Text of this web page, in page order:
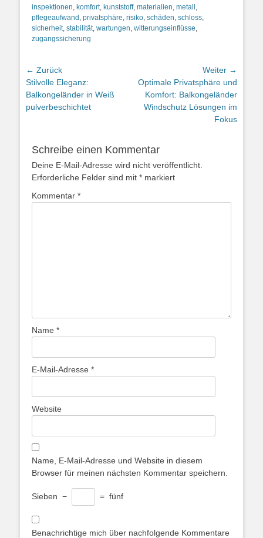
inspektionen, komfort, kunststoff, materialien, metall ,
pflegeaufwand , privatsphäre, risiko, schäden, schloss,
sicherheit, stabilität, wartungen, witterungseinflüsse,
zugangssicherung
Beitragsnavigation
← Zurück
Vorheriger
Beitrag:
Stilvolle Eleganz:
Balkongeländer in Weiß
pulverbeschichtet
Weiter →
Nächster
Beitrag:
Optimale Privatsphäre und
Komfort: Balkongeländer
Windschutz Lösungen im
Fokus
Schreibe einen Kommentar
Deine E-Mail-Adresse wird nicht veröffentlicht.
Erforderliche Felder sind mit * markiert
Kommentar *
Name *
E-Mail-Adresse *
Website
Name, E-Mail-Adresse und Website in diesem
Browser für meinen nächsten Kommentar speichern.
Sieben − = fünf
Benachrichtige mich über nachfolgende Kommentare